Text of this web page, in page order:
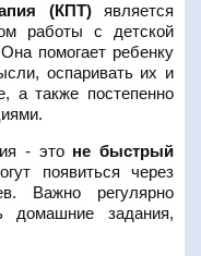
(КПТ)является
работы с детской
помогает ребенку
оспаривать их и
а также постепенно
- это не быстрый
появиться через
Важно регулярно
домашние задания,